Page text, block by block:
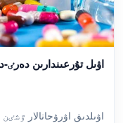
اۋىل تۇرعىندارىن